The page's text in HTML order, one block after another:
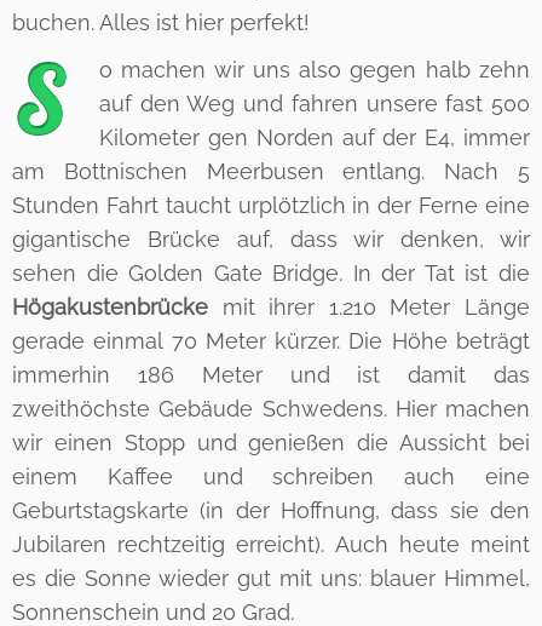
buchen. Alles ist hier perfekt!
S
o machen wir uns also gegen halb zehn
auf den Weg und fahren unsere fast 500
Kilometer gen Norden auf der E4, immer
am Bottnischen Meerbusen entlang. Nach 5
Stunden Fahrt taucht urplötzlich in der Ferne eine
gigantische Brücke auf, dass wir denken, wir
sehen die Golden Gate Bridge. In der Tat ist die
Högakustenbrücke mit ihrer 1.210 Meter Länge
gerade einmal 70 Meter kürzer. Die Höhe beträgt
immerhin 186 Meter und ist damit das
zweithöchste Gebäude Schwedens. Hier machen
wir einen Stopp und genießen die Aussicht bei
einem Kaffee und schreiben auch eine
Geburtstagskarte (in der Hoffnung, dass sie den
Jubilaren rechtzeitig erreicht). Auch heute meint
es die Sonne wieder gut mit uns: blauer Himmel,
Sonnenschein und 20 Grad.